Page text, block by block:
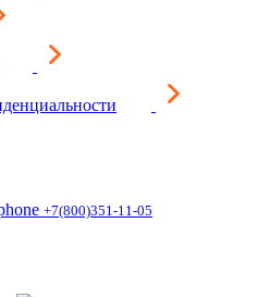
+7(800)351-11-05